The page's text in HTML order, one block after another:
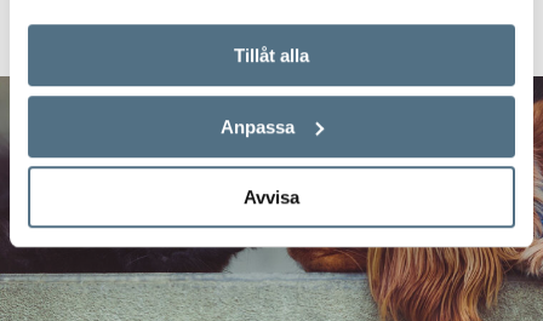
Tillåt alla
Anpassa
Avvisa
djuränkling